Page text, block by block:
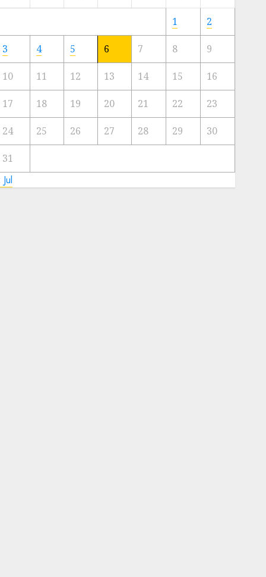
Artis
Kota
23/11/2024
0
1 2
3 4 5 6 7 8 9
10 11 12 13 14 15 16
17 18 19 20 21 22 23
24 25 26 27 28 29 30
31